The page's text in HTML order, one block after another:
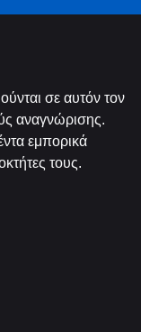
σε αυτόν τον
αναγνώρισης.
εμπορικά
τους.